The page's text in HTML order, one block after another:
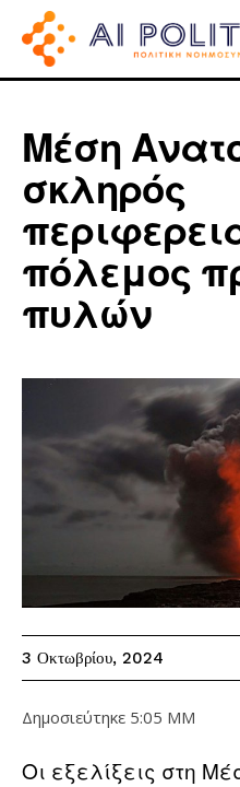
Μέση
σκληρός
πόλεμος
πυλών
3 Οκτωβρίου, 2024
Δημοσιεύτηκε 5:05 ΜΜ
Οι εξελίξεις στη